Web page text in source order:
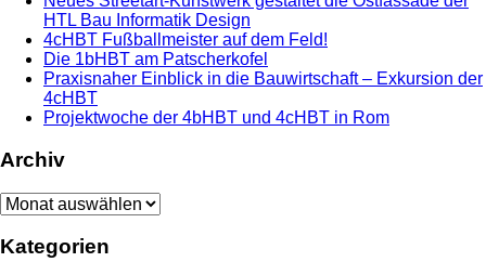
HTL Bau Informatik Design
4cHBT Fußballmeister auf dem Feld!
Die 1bHBT am Patscherkofel
Praxisnaher Einblick in die Bauwirtschaft – Exkursion der
4cHBT
Projektwoche der 4bHBT und 4cHBT in Rom
Archiv
Archiv
Kategorien